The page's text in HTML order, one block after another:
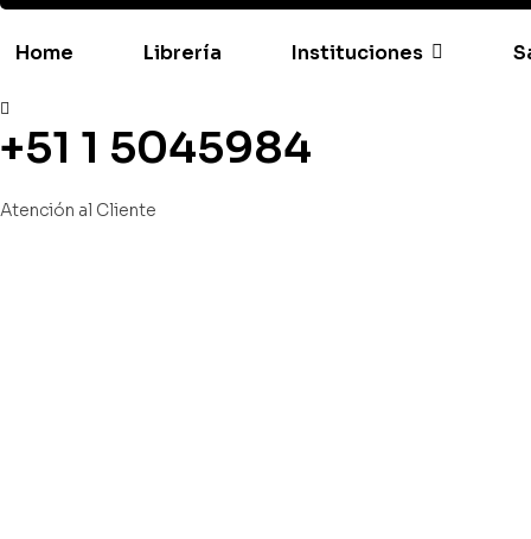
Home Librería Instituciones
+51 1 5045984
Atención al Cliente